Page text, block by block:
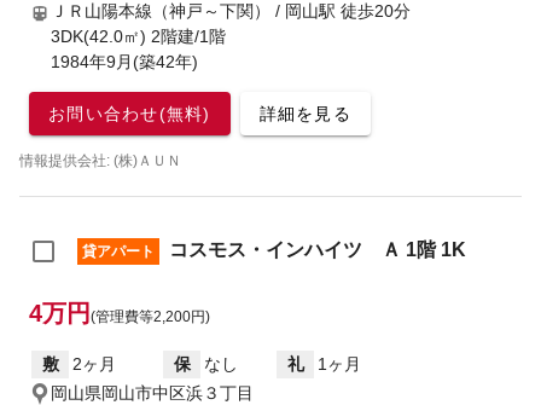
ＪＲ山陽本線（神戸～下関） / 岡山駅 徒歩20分
3DK(42.0㎡) 2階建/1階
1984年9月(築42年)
お問い合わせ(無料) 詳細を見る
情報提供会社: (株)ＡＵＮ
貸アパート コスモス・インハイツ Ａ 1階 1K
4万円 (管理費等2,200円)
敷 2ヶ月 保 なし 礼
1ヶ月
岡山県岡山市中区浜３丁目